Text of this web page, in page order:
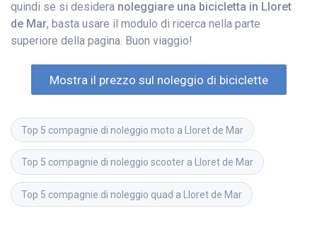
quindi se si desidera noleggiare una bicicletta in Lloret
de Mar, basta usare il modulo di ricerca nella parte
superiore della pagina. Buon viaggio!
Mostra il prezzo sul noleggio di biciclette
Top 5 compagnie di noleggio moto a Lloret de Mar
Top 5 compagnie di noleggio scooter a Lloret de Mar
Top 5 compagnie di noleggio quad a Lloret de Mar